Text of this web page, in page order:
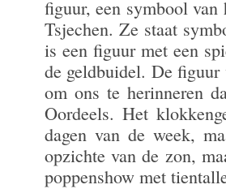
figuur, een symbool van
Tsjechen. Ze staat
is een figuur met een
de geldbuidel. De
om ons te herinneren
Oordeels. Het
dagen van de week,
opzichte van de zon,
poppenshow met